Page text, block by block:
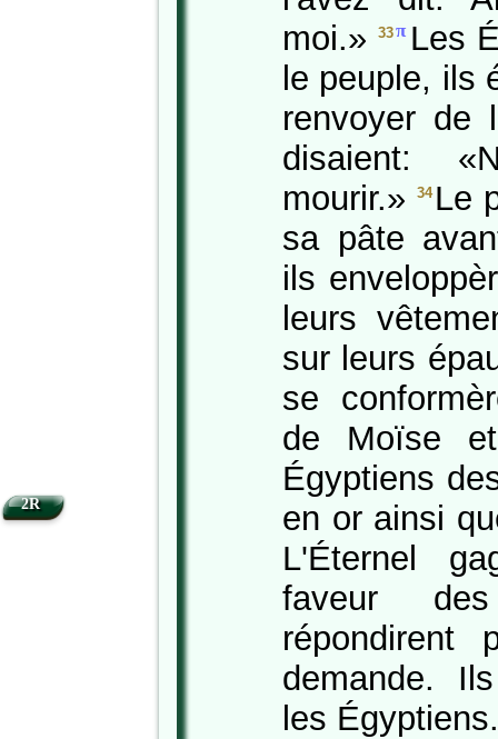
moi.»33π Les
le peuple, ils
renvoyer de
disaient:
mourir.»
34 Le
sa pâte
ils
leurs
sur leurs
se
de Moïse
Égyptiens
en or ainsi
L'Éternel
faveur
répondirent
demande.
les Égyptiens.
2R